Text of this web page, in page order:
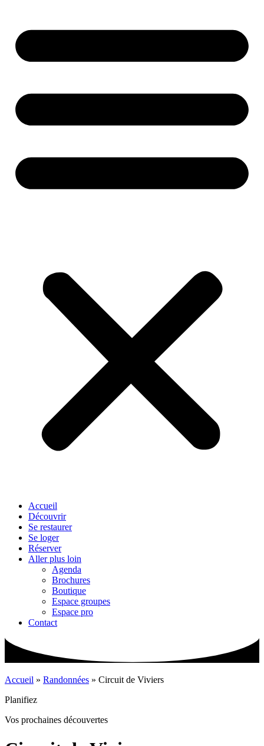
Accueil
Découvrir
Se restaurer
Se loger
Réserver
Aller plus loin
Agenda
Brochures
Boutique
Espace groupes
Espace pro
Contact
Accueil » Randonnées » Circuit de Viviers
Planifiez
Vos prochaines découvertes